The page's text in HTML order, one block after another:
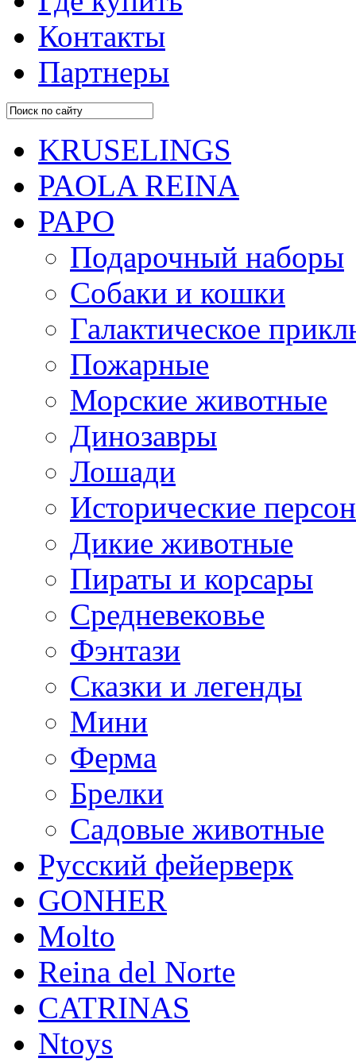
Контакты
Партнеры
KRUSELINGS
PAOLA REINA
PAPO
Подарочный наборы
Собаки и кошки
Галактическое
Пожарные
Морские животные
Динозавры
Лошади
Исторические
Дикие животные
Пираты и корсары
Средневековье
Фэнтази
Сказки и легенды
Мини
Ферма
Брелки
Садовые животные
Русский фейерверк
GONHER
Molto
Reina del Norte
CATRINAS
Ntoys